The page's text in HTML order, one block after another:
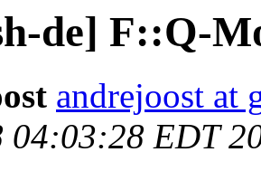
de] F::Q-
andrejoost at
04:03:28 EDT